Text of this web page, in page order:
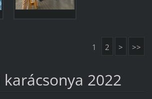
1 2 > >>
2022